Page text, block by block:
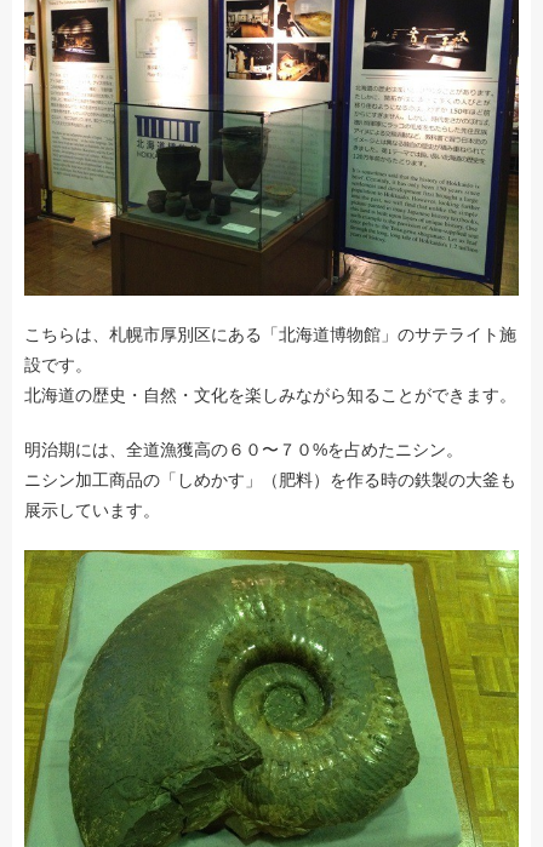
こちらは、札幌市厚別区にある「北海道博物館」のサテライト施
設です。
北海道の歴史・自然・文化を楽しみながら知ることができます。
明治期には、全道漁獲高の６０〜７０%を占めたニシン。
ニシン加工商品の「しめかす」（肥料）を作る時の鉄製の大釜も
展示しています。